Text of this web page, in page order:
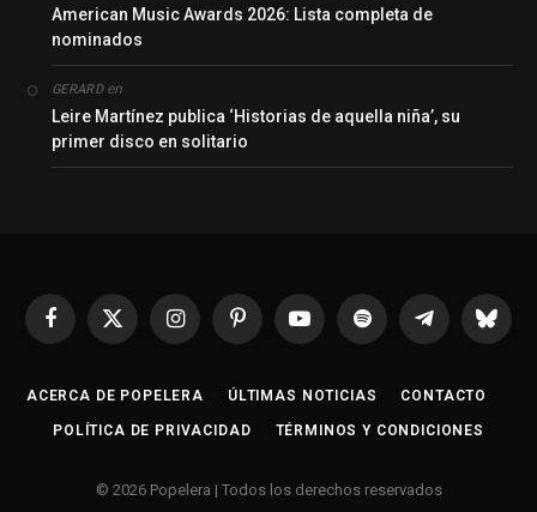
American Music Awards 2026: Lista completa de
nominados
GERARDen
Leire Martínez publica ‘Historias de aquella niña’, su
primer disco en solitario
Facebook
X
InstagramPinterestYouTubeSpotify Telegrama
ACERCA DE POPELERA ÚLTIMAS NOTICIAS CONTACTO
POLÍTICA DE PRIVACIDAD TÉRMINOS Y CONDICIONES
© 2026 Popelera | Todos los derechos reservados